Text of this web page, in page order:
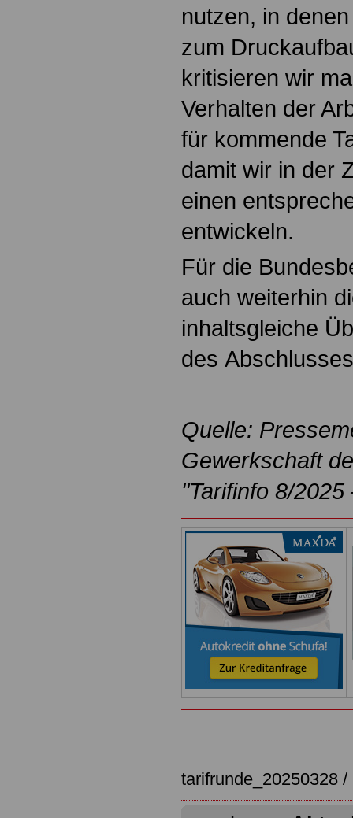
nutzen, in
zum
kritisieren wir
Verhalten der
für kommende
damit wir in der
einen
entwickeln.
Für die
auch weiterhin
inhaltsgleiche
des
Quelle:
Gewerkschaft
"Tarifinfo 8/
tarifrunde_20250328 /